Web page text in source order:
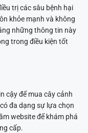
trị các sâu bệnh hại
khỏe mạnh và không
những thông tin này
trong điều kiện tốt
cậy để mua cây cảnh
đa dạng sự lựa chọn
website để khám phá
cấp.